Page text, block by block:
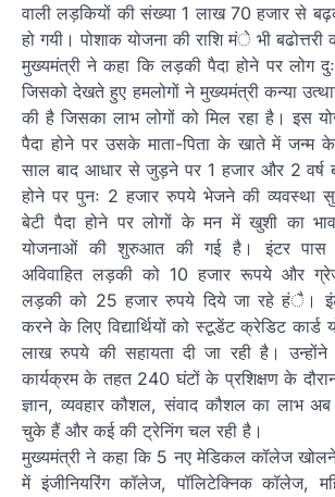
वाली लड़कियों की संख्या 1 लाख 70 हजार से
हो गयी। पोशाक योजना की राशि मंे भी बढोत्तरी
मुख्यमंत्री ने कहा कि लड़की पैदा होने पर लोग
जिसको देखते हुए हमलोगों ने मुख्यमंत्री कन्या
की है जिसका लाभ लोगों को मिल रहा है। इस
पैदा होने पर उसके माता-पिता के खाते में
साल बाद आधार से जुड़ने पर 1 हजार और 2 वर्ष
होने पर पुनः 2 हजार रुपये भेजने की व्यवस्था
बेटी पैदा होने पर लोगों के मन में खुशी का
योजनाओं की शुरुआत की गई है। इंटर पास
अविवाहित लड़की को 10 हजार रूपये और
लड़की को 25 हजार रुपये दिये जा रहे हंै।
करने के लिए विद्यार्थियों को स्टूडेंट क्रेडिट
लाख रुपये की सहायता दी जा रही है।
कार्यक्रम के तहत 240 घंटों के प्रशिक्षण के
ज्ञान, व्यवहार कौशल, संवाद कौशल का लाभ
चुके हैं और कई की ट्रेनिंग चल रही है।
मुख्यमंत्री ने कहा कि 5 नए मेडिकल कॉलेज
में इंजीनियरिंग कॉलेज, पॉलिटेक्निक कॉलेज,